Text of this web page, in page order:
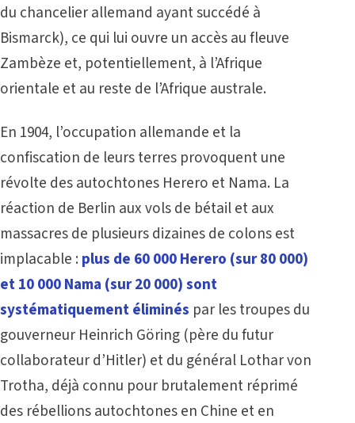
du chancelier allemand ayant succédé à
Bismarck), ce qui lui ouvre un accès au fleuve
Zambèze et, potentiellement, à l’Afrique
orientale et au reste de l’Afrique australe.
En 1904, l’occupation allemande et la
confiscation de leurs terres provoquent une
révolte des autochtones Herero et Nama. La
réaction de Berlin aux vols de bétail et aux
massacres de plusieurs dizaines de colons est
implacable : plus de 60 000 Herero (sur 80 000)
et 10 000 Nama (sur 20 000) sont
systématiquement éliminés par les troupes du
gouverneur Heinrich Göring (père du futur
collaborateur d’Hitler) et du général Lothar von
Trotha, déjà connu pour brutalement réprimé
des rébellions autochtones en Chine et en